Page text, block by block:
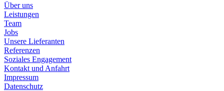
Über uns
Leistungen
Team
Jobs
Unsere Lieferanten
Referenzen
Soziales Engagement
Kontakt und Anfahrt
Impressum
Datenschutz